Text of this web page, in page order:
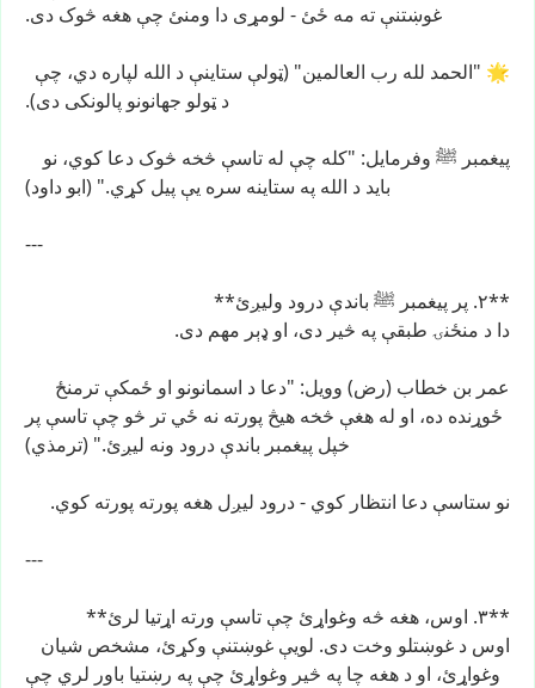
غوښتنې ته مه ځئ - لومړی دا ومنئ چې هغه څوک دی.
🌟 "الحمد لله رب العالمین" (ټولې ستاینې د الله لپاره دي، چې
د ټولو جهانونو پالونکی دی).
پیغمبر ﷺ وفرمایل: "کله چې له تاسې څخه څوک دعا کوي، نو
باید د الله په ستاینه سره یې پیل کړي." (ابو داود)
---
**۲. پر پیغمبر ﷺ باندې درود ولیږئ**
دا د منځنۍ طبقې په څیر دی، او ډېر مهم دی.
عمر بن خطاب (رض) وویل: "دعا د اسمانونو او ځمکې ترمنځ
ځوړنده ده، او له هغې څخه هیڅ پورته نه ځي تر څو چې تاسې پر
خپل پیغمبر باندې درود ونه لیږئ." (ترمذي)
نو ستاسې دعا انتظار کوي -درود لیږل هغه پورته پورته کوي.
---
**۳. اوس، هغه څه وغواړئ چې تاسې ورته اړتیا لرئ**
اوس د غوښتلو وخت دی. لویې غوښتنې وکړئ، مشخص شیان
وغواړئ، او د هغه چا په څیر وغواړئ چې په رښتیا باور لري چې